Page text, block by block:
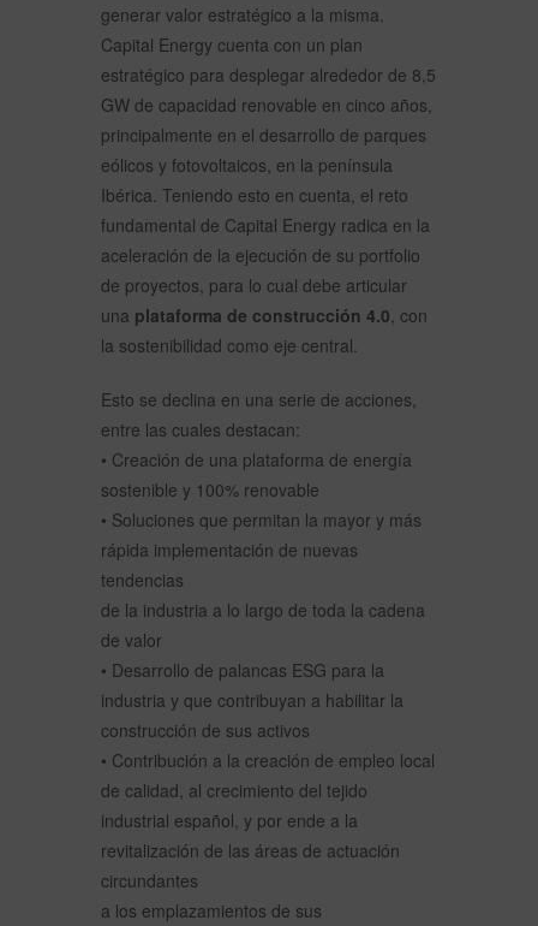
generar valor estratégico a la misma.
Capital Energy cuenta con un plan
estratégico para desplegar alrededor de 8,5
GW de capacidad renovable en cinco años,
principalmente en el desarrollo de parques
eólicos y fotovoltaicos, en la península
Ibérica. Teniendo esto en cuenta, el reto
fundamental de Capital Energy radica en la
aceleración de la ejecución de su portfolio
de proyectos, para lo cual debe articular
una plataforma de construcción 4.0 , con
la sostenibilidad como eje central.
Esto se declina en una serie de acciones,
entre las cuales destacan:
• Creación de una plataforma de energía
sostenible y 100% renovable
• Soluciones que permitan la mayor y más
rápida implementación de nuevas
tendencias
de la industria a lo largo de toda la cadena
de valor
• Desarrollo de palancas ESG para la
industria y que contribuyan a habilitar la
construcción de sus activos
• Contribución a la creación de empleo local
de calidad, al crecimiento del tejido
industrial español, y por ende a la
revitalización de las áreas de actuación
circundantes
a los emplazamientos de sus